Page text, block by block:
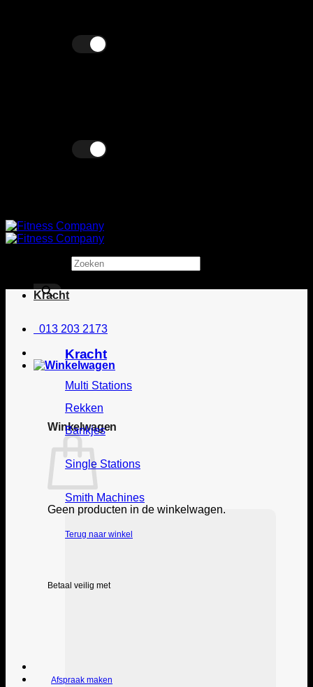
013 203 2173
Winkelwagen
Geen producten in de winkelwagen.
Terug naar winkel
Betaal veilig met
Afspraak maken
Kracht
Kracht
Multi Stations
Rekken
Bankjes
Single Stations
Smith Machines